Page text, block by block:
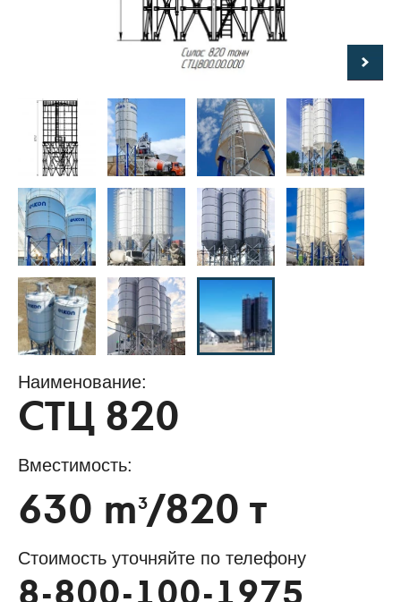
Наименование:
СТЦ 820
Вместимость:
630 m3/820 т
Стоимость уточняйте по телефону